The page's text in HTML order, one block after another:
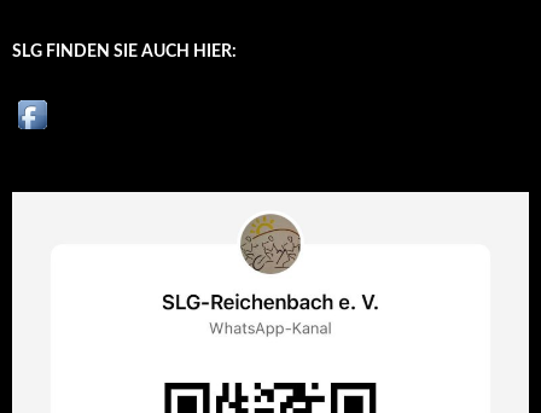
SLG FINDEN SIE AUCH HIER: